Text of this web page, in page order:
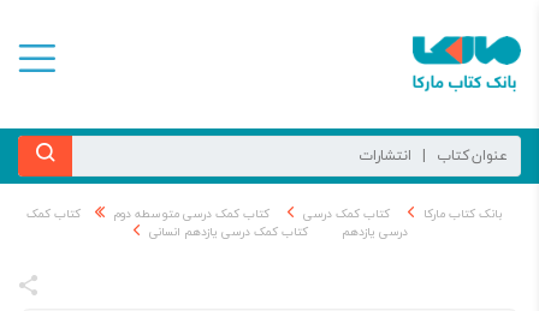
بانک کتاب مارکا کتاب کمک درسی کتاب کمک درسی متوسطه دوم
کتاب کمک
درسی یازدهم
کتاب کمک درسی یازدهم انسانی